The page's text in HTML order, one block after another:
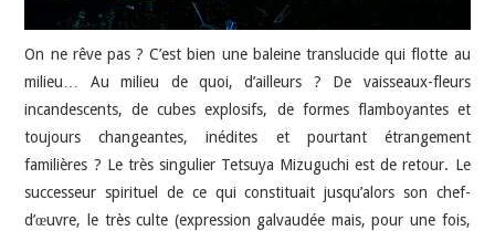
SOMMAIRE
A PROPOS
On ne rêve pas ? C’est bien une baleine translucide qui flotte au
milieu… Au milieu de quoi, d’ailleurs ? De vaisseaux-fleurs
incandescents, de cubes explosifs, de formes flamboyantes et
toujours changeantes, inédites et pourtant étrangement
familières ? Le très singulier Tetsuya Mizuguchi est de retour. Le
successeur spirituel de ce qui constituait jusqu’alors son chef-
d’œuvre, le très culte (expression galvaudée mais, pour une fois,